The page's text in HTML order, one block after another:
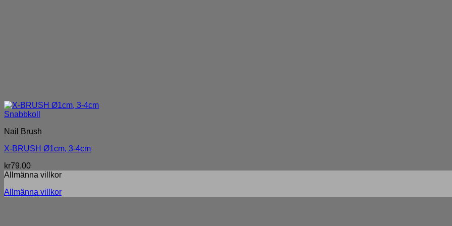
Snabbkoll
Nail Brush
X-BRUSH Ø1cm, 3-4cm
kr79.00
Allmänna villkor
Allmänna villkor